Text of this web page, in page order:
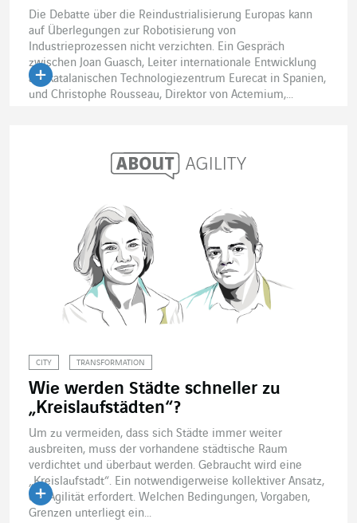
Die Debatte über die Reindustrialisierung Europas kann
auf Überlegungen zur Robotisierung von
Industrieprozessen nicht verzichten. Ein Gespräch
zwischen Joan Guasch, Leiter internationale Entwicklung
am katalanischen Technologiezentrum Eurecat in Spanien,
und Christophe Rousseau, Direktor von Actemium,...
CITY TRANSFORMATION
Wie werden Städte schneller zu
„Kreislaufstädten“?
Um zu vermeiden, dass sich Städte immer weiter
ausbreiten, muss der vorhandene städtische Raum
verdichtet und überbaut werden. Gebraucht wird eine
„Kreislaufstadt“. Ein notwendigerweise kollektiver Ansatz,
der Agilität erfordert. Welchen Bedingungen, Vorgaben,
Grenzen unterliegt ein...